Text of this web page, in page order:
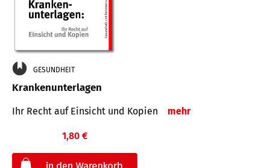
GESUNDHEIT
Krankenunterlagen
Ihr Recht auf Einsicht und Kopien mehr
1,80 €